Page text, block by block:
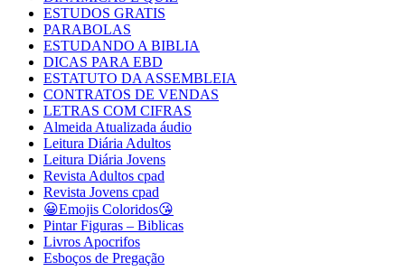
ESTUDOS GRATIS
PARABOLAS
ESTUDANDO A BIBLIA
DICAS PARA EBD
ESTATUTO DA ASSEMBLEIA
CONTRATOS DE VENDAS
LETRAS COM CIFRAS
Almeida Atualizada áudio
Leitura Diária Adultos
Leitura Diária Jovens
Revista Adultos cpad
Revista Jovens cpad
😀Emojis Coloridos😘
Pintar Figuras – Biblicas
Livros Apocrifos
Esboços de Pregação